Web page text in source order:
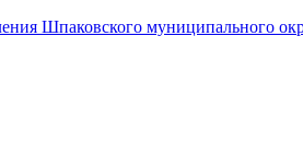
Шпаковского муниципального